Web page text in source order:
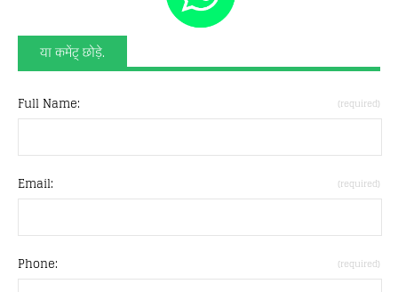
या कमेंट् छोड़े.
Full Name: (required)
Email: (required)
Phone: (required)